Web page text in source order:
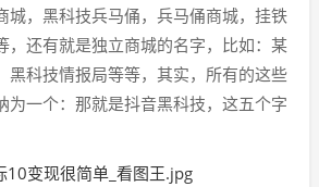
城，黑科技兵马俑，兵马俑商城，挂铁
，还有就是独立商城的名字，比如：某
黑科技情报局等等，其实，所有的这些
为一个：那就是抖音黑科技，这五个字